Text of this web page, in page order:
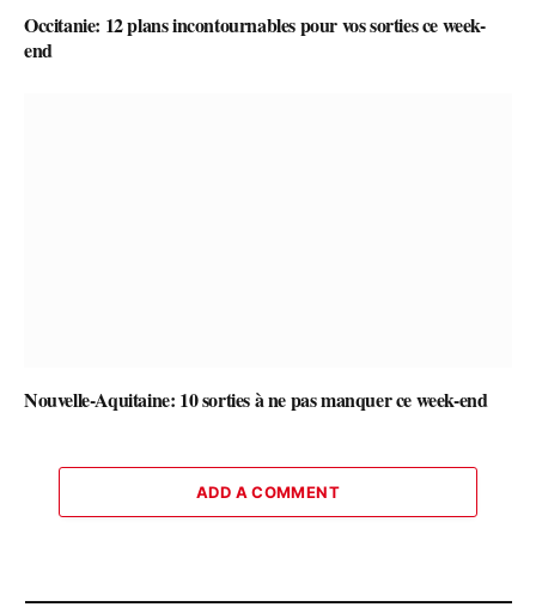
Occitanie: 12 plans incontournables pour vos sorties ce week-
end
Nouvelle-Aquitaine: 10 sorties à ne pas manquer ce week-end
ADD A COMMENT